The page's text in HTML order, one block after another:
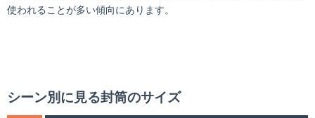
使われることが多い傾向にあります。
シーン別に見る封筒のサイズ